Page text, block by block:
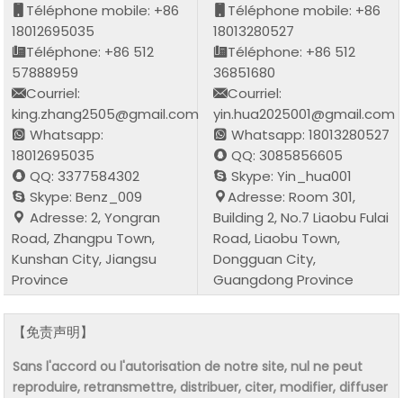
Téléphone mobile: +86
18012695035
Téléphone: +86 512
57888959
Courriel:
king.zhang2505@gmail.com
Whatsapp:
18012695035
QQ: 3377584302
Skype: Benz_009
Adresse: 2, Yongran
Road, Zhangpu Town,
Kunshan City, Jiangsu
Province
Téléphone mobile: +86
18013280527
Téléphone: +86 512
36851680
Courriel:
yin.hua2025001@gmail.com
Whatsapp: 18013280527
QQ: 3085856605
Skype: Yin_hua001
Adresse: Room 301,
Building 2, No.7 Liaobu Fulai
Road, Liaobu Town,
Dongguan City,
Guangdong Province
【免责声明】
Sans l'accord ou l'autorisation de notre site, nul ne peut
reproduire, retransmettre, distribuer, citer, modifier, diffuser